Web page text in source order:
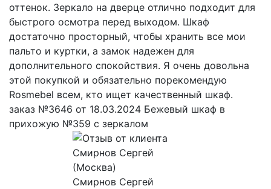
оттенок. Зеркало на дверце отлично подходит для
быстрого осмотра перед выходом. Шкаф
достаточно просторный, чтобы хранить все мои
пальто и куртки, а замок надежен для
дополнительного спокойствия. Я очень довольна
этой покупкой и обязательно порекомендую
Rosmebel всем, кто ищет качественный шкаф.
заказ №3646 от 18.03.2024 Бежевый шкаф в
прихожую №359 с зеркалом
Смирнов Сергей